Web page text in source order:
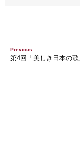
Previous
第4回「美しき日本の歌